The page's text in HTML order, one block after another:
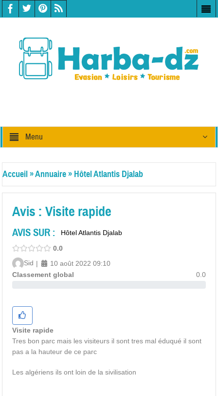
Menu
Accueil»Annuaire» Hôtel Atlantis Djalab
Avis : Visite rapide
AVIS SUR :
Hôtel Atlantis Djalab
0.0
Sid |
10 août 2022 09:10
Classement global
0.0
Visite rapide
Tres bon parc mais les visiteurs il sont tres mal éduqué il sont
pas a la hauteur de ce parc
Les algériens ils ont loin de la sivilisation